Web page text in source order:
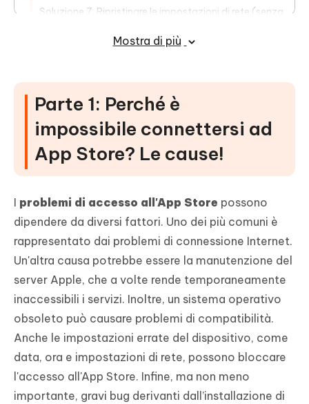
Soluzione 7. Ripristinare le impostazioni di rete.(senza
Soluzione 8. Problemi dopo un aggiornamento o il
Conclusione
Mostra di più
Parte 1: Perché è
impossibile connettersi ad
App Store? Le cause!
I problemi di accesso all'App Store possono
dipendere da diversi fattori. Uno dei più comuni è
rappresentato dai problemi di connessione Internet.
Un'altra causa potrebbe essere la manutenzione del
server Apple, che a volte rende temporaneamente
inaccessibili i servizi. Inoltre, un sistema operativo
obsoleto può causare problemi di compatibilità.
Anche le impostazioni errate del dispositivo, come
data, ora e impostazioni di rete, possono bloccare
l'accesso all'App Store. Infine, ma non meno
importante, gravi bug derivanti dall’installazione di